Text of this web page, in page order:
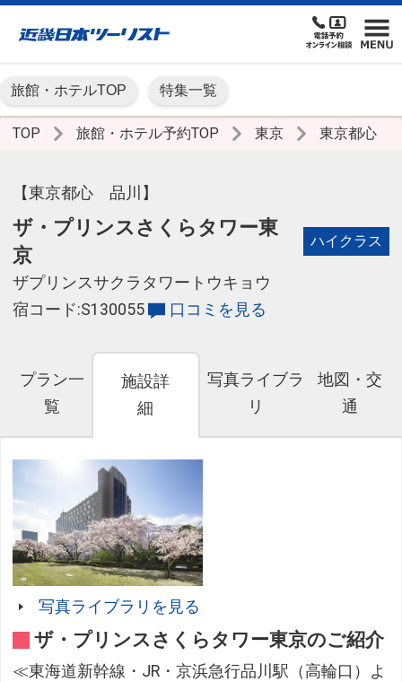
旅館・ホテルTOP 特集一覧
TOP 旅館・ホテル予約TOP 東京 東京都心
【東京都心 品川】
ザ・プリンスさくらタワー東
京
ハイクラス
ザプリンスサクラタワートウキョウ
宿コード:S130055
口コミを見る
プラン一
覧
施設詳
細
写真ライブラ
リ
地図・交
通
写真ライブラリを見る
ザ・プリンスさくらタワー東京のご紹介
≪東海道新幹線・JR・京浜急行品川駅（高輪口）よ